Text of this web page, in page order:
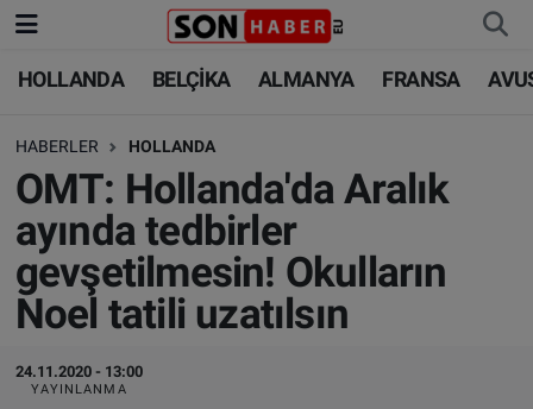
HOLLANDA BELÇİKA ALMANYA FRANSA
HABERLER HOLLANDA
OMT: Hollanda'da Aralık
ayında tedbirler
gevşetilmesin! Okulların
Noel tatili uzatılsın
24.11.2020 - 13:00
YAYINLANMA
HOLLANDA
BELÇİKA
ALMANYA
FRANSA
AVUSTURYA
SAĞLIK - YAŞAM
HOLLANDA
BELÇİKA
ALMANYA
TÜRKİYE
DÜNYA
BİLİM-TEKNOLOJİ
Nöbetçi Eczaneler
Hava Durumu
Trafik Durumu
Süper Lig Puan Durumu ve Fikstür
Tüm Manşetler
Son Dakika Haberleri